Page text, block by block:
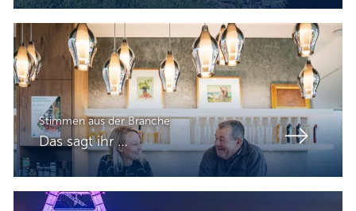
Stimmen aus der Branche
Das sagt ihr …